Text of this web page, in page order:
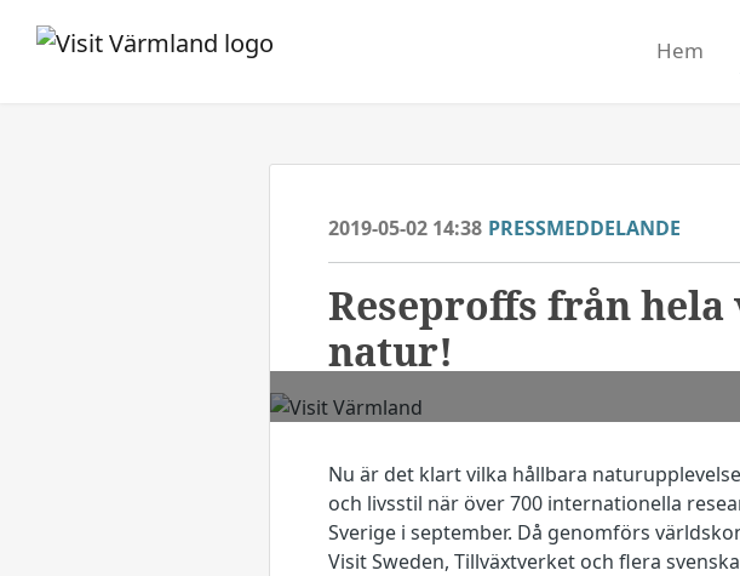
Hem
2019-05-02 14:38 PRESSMEDDELANDE
​Reseproffs från
natur!
Nu är det klart vilka hållbara
och livsstil när över 700 internationella
Sverige i september. Då genomförs
Visit Sweden, Tillväxtverket och flera